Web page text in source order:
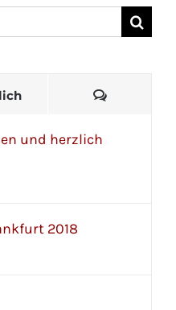
und herzlich
2018